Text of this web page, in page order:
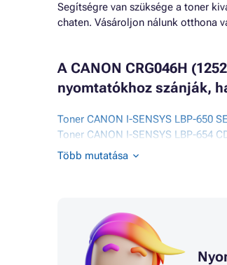
Segítségre van szüksége a toner
chaten. Vásároljon nálunk otthona
A CANON CRG046H
nyomtatókhoz szánják,
Toner CANON I-SENSYS LBP-650
Toner CANON I-SENSYS LBP-654
Toner CANON I-SENSYS LBP653CDW
Több mutatása